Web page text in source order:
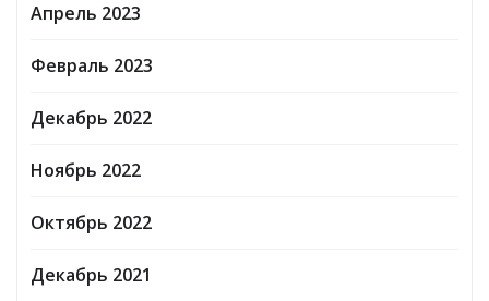
Апрель 2023
Февраль 2023
Декабрь 2022
Ноябрь 2022
Октябрь 2022
Декабрь 2021